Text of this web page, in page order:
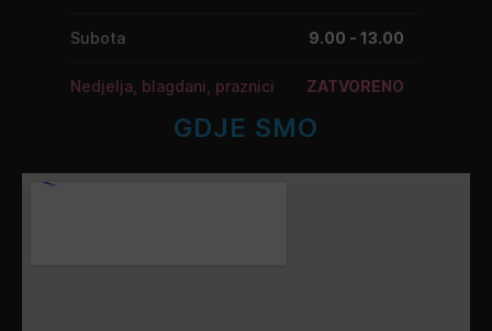
Subota 9.00 - 13.00
Nedjelja, blagdani, praznici ZATVORENO
GDJE SMO